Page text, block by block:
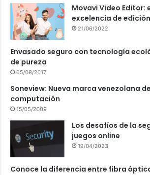
Movavi Video Editor:
excelencia de
21/06/2022
Envasado seguro con tecnología
de pureza
05/08/2017
Soneview: Nueva marca venezolana
computación
15/05/2009
Los desafíos de la
juegos online
19/04/2023
Conoce la diferencia entre fibra